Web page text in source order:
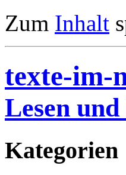
Zum Inhalt
texte-im-
Lesen
Kategorien